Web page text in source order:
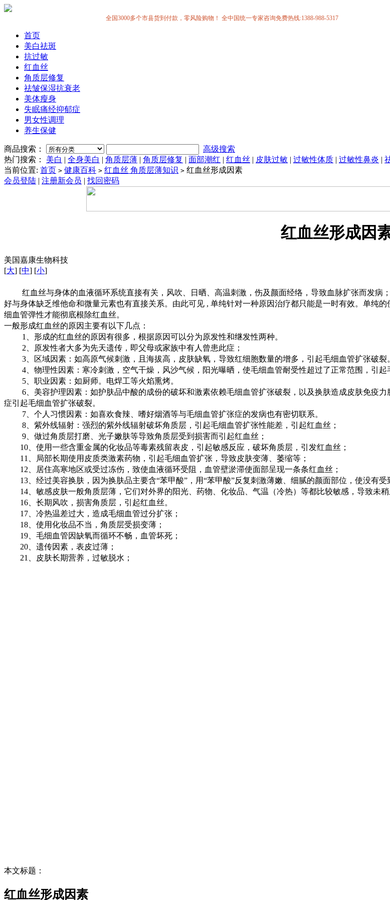
全国3000多个市县货到付款，零风险购物！ 全中国统一专家咨询免费热线:1388-988-5317
首页
美白祛斑
抗过敏
红血丝
角质层修复
祛皱保湿抗衰老
美体瘦身
失眠痛经抑郁症
男女性调理
养生保健
商品搜索： 高级搜索
热门搜索：
美白 | 全身美白 | 角质层薄 | 角质层修复 | 面部潮红 | 红血丝 | 皮肤过敏 | 过敏性体质 | 过敏性鼻炎 |
当前位置: 首页 > 健康百科 > 红血丝 角质层薄知识 > 红血丝形成因素
会员登陆 | 注册新会员 | 找回密码
红血丝形成因
美国嘉康生物科技
[大] [中] [小]
红血丝与身体的血液循环系统直接有关，风吹、日晒、高温刺激，伤及颜面经络，导致血脉扩张而发病
好与身体缺乏维他命和微量元素也有直接关系。由此可见 , 单纯针对一种原因治疗都只能是一时有效。单纯
细血管弹性才能彻底根除红血丝。
一般形成红血丝的原因主要有以下几点：
1、形成的红血丝的原因有很多，根据原因可以分为原发性和继发性两种。
2、原发性者大多为先天遗传，即父母或家族中有人曾患此症；
3、区域因素：如高原气候刺激，且海拔高，皮肤缺氧，导致红细胞数量的增多，引起毛细血管扩张破裂
4、物理性因素：寒冷刺激，空气干燥，风沙气候，阳光曝晒，使毛细血管耐受性超过了正常范围，引起
5、职业因素：如厨师。电焊工等火焰熏烤。
6、美容护理因素：如护肤品中酸的成份的破坏和激素依赖毛细血管扩张破裂，以及换肤造成皮肤免疫力
症引起毛细血管扩张破裂。
7、个人习惯因素：如喜欢食辣、嗜好烟酒等与毛细血管扩张症的发病也有密切联系。
8、紫外线辐射：强烈的紫外线辐射破坏角质层，引起毛细血管扩张性能差，引起红血丝；
9、做过角质层打磨、光子嫩肤等导致角质层受到损害而引起红血丝；
10、使用一些含重金属的化妆品等毒素残留表皮，引起敏感反应，破坏角质层，引发红血丝；
11、局部长期使用皮质类激素药物，引起毛细血管扩张，导致皮肤变薄、萎缩等；
12、居住高寒地区或受过冻伤，致使血液循环受阻，血管壁淤滞使面部呈现一条条红血丝；
13、经过美容换肤，因为换肤品主要含“苯甲酸”，用“苯甲酸”反复刺激薄嫩、细腻的颜面部位，使没有受
14、敏感皮肤一般角质层薄，它们对外界的阳光、药物、化妆品、气温（冷热）等都比较敏感，导致未
16、长期风吹，损害角质层，引起红血丝。
17、冷热温差过大，造成毛细血管过分扩张；
18、使用化妆品不当，角质层受损变薄；
19、毛细血管因缺氧而循环不畅，血管坏死；
20、遗传因素，表皮过薄；
21、皮肤长期营养，过敏脱水；
本文标题：
红血丝形成因素